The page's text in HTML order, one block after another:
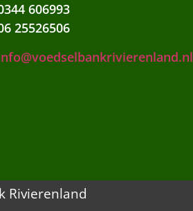
606993
25526506
Rivierenland